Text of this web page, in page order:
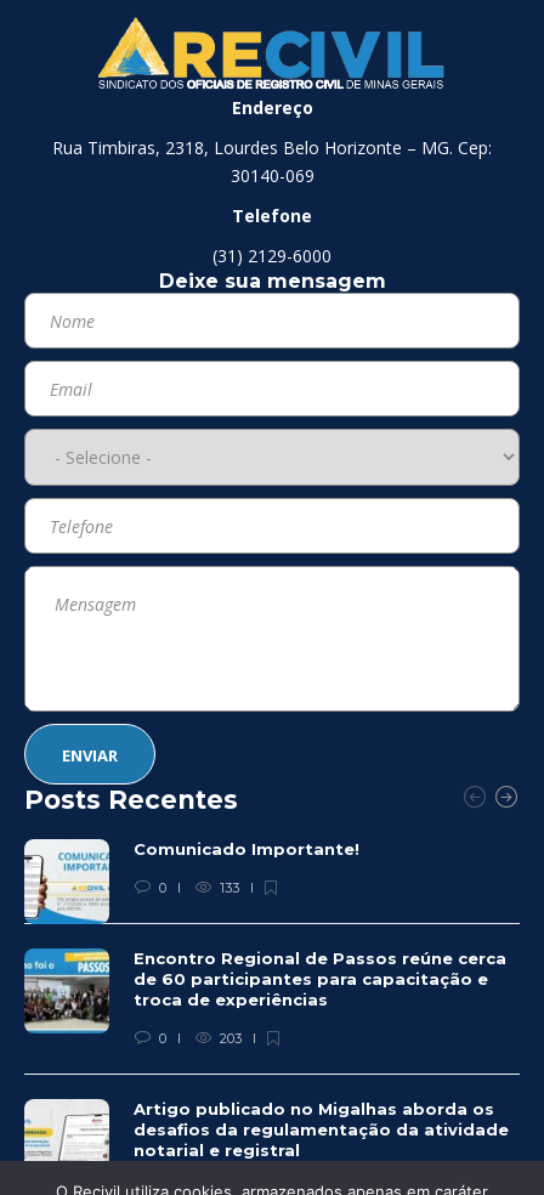
Endereço
Rua Timbiras, 2318, Lourdes Belo Horizonte – MG. Cep:
30140-069
Telefone
(31) 2129-6000
Deixe sua mensagem
Posts Recentes
Comunicado Importante!
0 133
Encontro Regional de Passos reúne cerca
de 60 participantes para capacitação e
troca de experiências
0 203
Artigo publicado no Migalhas aborda os
desafios da regulamentação da atividade
notarial e registral
0 459